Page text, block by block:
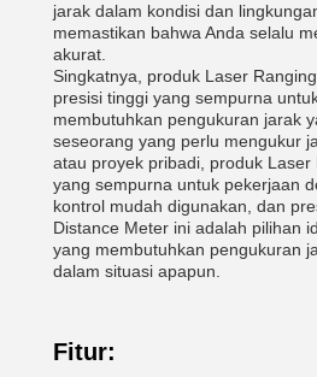
jarak dalam kondisi dan
memastikan bahwa Anda selalu
akurat.
Singkatnya, produk Laser
presisi tinggi yang sempurna
membutuhkan pengukuran jarak
seseorang yang perlu mengukur
atau proyek pribadi, produk
yang sempurna untuk pekerjaan
kontrol mudah digunakan, dan
Distance Meter ini adalah pilihan
yang membutuhkan pengukuran
dalam situasi apapun.
Fitur: